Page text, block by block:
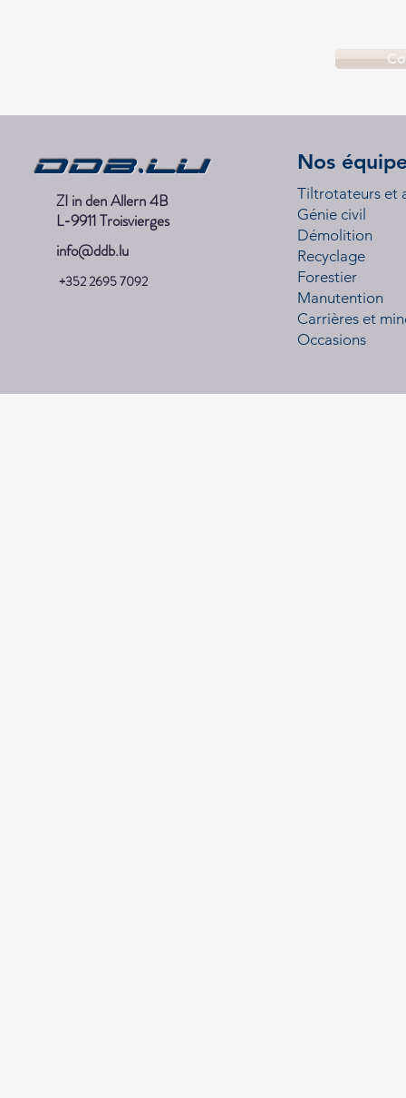
DDB.lu
ZI in den Allern 4B
L-9911 Troisvierges
info@ddb.lu
+352 2695 7092
Nos
Tiltrotateurs et
Génie civil
Démolition
Recyclage
Forestier
Manutention
Carrières et
Occasions